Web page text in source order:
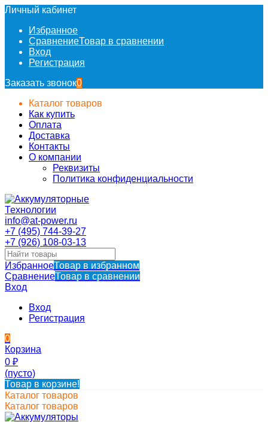
Личный кабинет
Избранное
СравнениеТовар в сравнении
Вход
Регистрация
Заказать звонок0
Каталог товаров
Как купить
Оплата
Доставка
Контакты
О компании
Реквизиты
Политика конфиденциальности
info@at-power.ru
+7 (495) 744-39-27
+7 (926) 108-03-13
ИзбранноеТовар в избранном
СравнениеТовар в сравнении
Вход
Вход
Регистрация
0
Корзина
0 ₽
(пусто)
Товар в корзине!
Каталог товаров
Каталог товаров